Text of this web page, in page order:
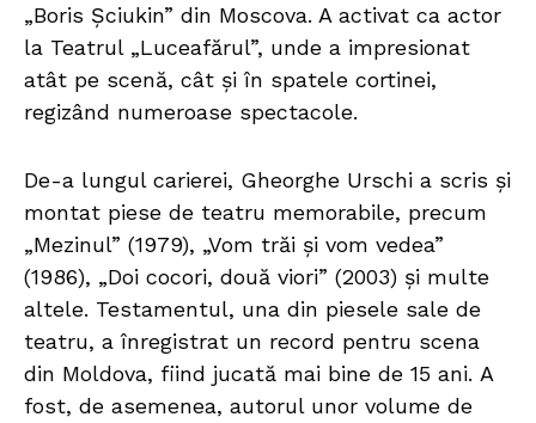
„Boris Șciukin” din Moscova. A activat ca actor
la Teatrul „Luceafărul”, unde a impresionat
atât pe scenă, cât și în spatele cortinei,
regizând numeroase spectacole.
De-a lungul carierei, Gheorghe Urschi a scris și
montat piese de teatru memorabile, precum
„Mezinul” (1979), „Vom trăi și vom vedea”
(1986), „Doi cocori, două viori” (2003) și multe
altele. Testamentul, una din piesele sale de
teatru, a înregistrat un record pentru scena
din Moldova, fiind jucată mai bine de 15 ani. A
fost, de asemenea, autorul unor volume de